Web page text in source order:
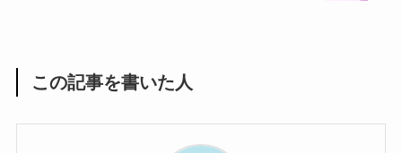
この記事を書いた人